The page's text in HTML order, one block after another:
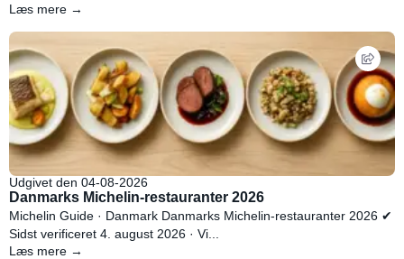
Læs mere →
Udgivet den 04-08-2026
Danmarks Michelin-restauranter 2026
Michelin Guide · Danmark Danmarks Michelin-restauranter 2026 ✔
Sidst verificeret 4. august 2026 · Vi...
Læs mere →